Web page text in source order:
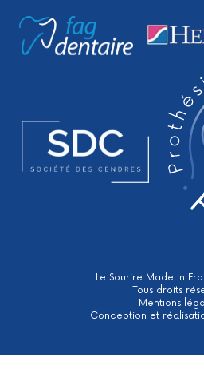
Le Sourire Made In
Tous droits
Mentions
Conception et